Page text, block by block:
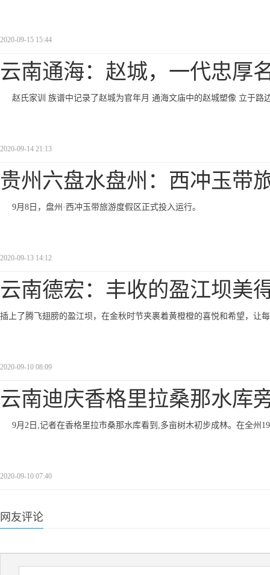
2020-09-15 15:44
云南通海：赵城，一代忠厚
赵氏家训 族谱中记录了赵城为官年月 通海文庙中的赵城塑像 立于路
2020-09-14 21:13
贵州六盘水盘州：西冲玉带
9月8日，盘州·西冲玉带旅游度假区正式投入运行。
2020-09-13 14:12
云南德宏：丰收的盈江坝美
插上了腾飞翅膀的盈江坝，在金秋时节夹裹着黄橙橙的喜悦和希望，让
2020-09-10 08:09
云南迪庆香格里拉桑那水库
9月2日,记者在香格里拉市桑那水库看到,多亩树木初步成林。在全州
2020-09-10 07:40
网友评论